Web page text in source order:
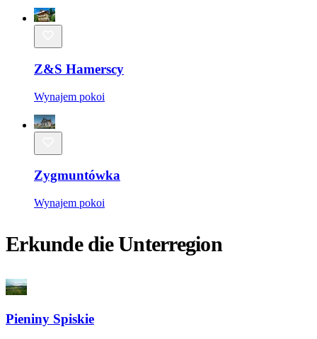
Z&S Hamerscy
Wynajem pokoi
Zygmuntówka
Wynajem pokoi
Erkunde die Unterregion
Pieniny Spiskie